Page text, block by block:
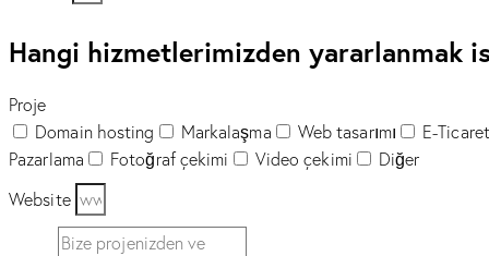
Hangi hizmetlerimizden yararlanmak
Proje
Domain hosting
Markalaşma Web tasarımı
E-Ticaret
Pazarlama
Fotoğraf çekimi Video çekimi
Diğer
Website